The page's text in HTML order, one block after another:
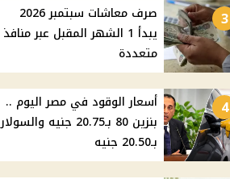
3
صرف معاشات سبتمبر 2026
يبدأ 1 الشهر المقبل عبر منافذ
متعددة
4
أسعار الوقود في مصر اليوم ..
بنزين 80 بـ20.75 جنيه والسولار
بـ20.50 جنيه